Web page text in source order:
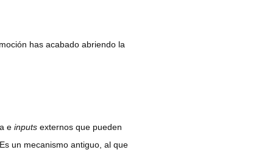
has acabado abriendo la
e inputs externos que pueden
un mecanismo antiguo, al que